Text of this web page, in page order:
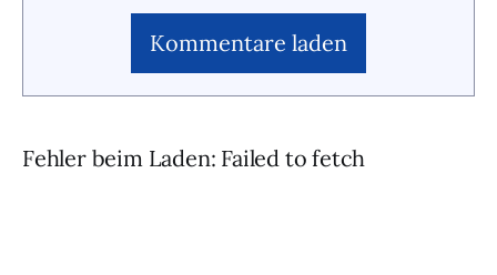
Kommentare laden
Fehler beim Laden: Failed to fetch